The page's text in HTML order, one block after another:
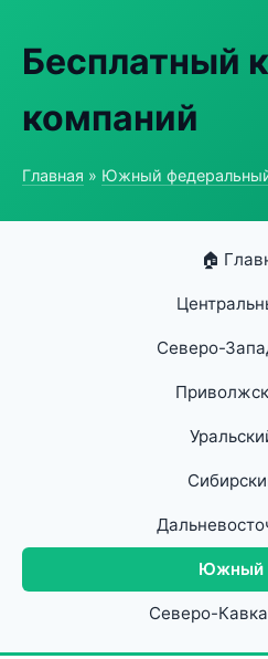
Бесплатный
компаний
Главная » Южный
🏠
Северо-
Южный
Северо-